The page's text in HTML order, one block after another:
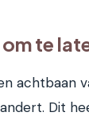
te
achtbaan
Dit